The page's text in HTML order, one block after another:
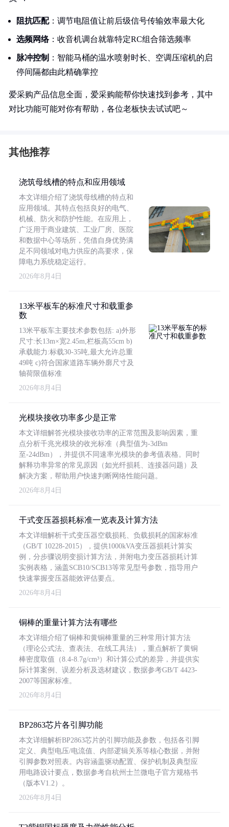
阻抗匹配：调节电阻值让前后级信号传输效率最大化
选频网络：收音机调台就靠特定RC组合筛选频率
脉冲控制 ：智能马桶的温水喷射时长、空调压缩机的启
停间隔都由此精确掌控
爱采购产品信息全面，爱采购能帮你快速找到参考，其中
对比功能可能对你有帮助，各位老板快去试试吧～
其他推荐
浇筑母线槽的特点和应用领域
本文详细介绍了浇筑母线槽的特点和
应用领域。其特点包括良好的电气、
机械、防火和防护性能。在应用上，
广泛用于商业建筑、工业厂房、医院
和数据中心等场所，凭借自身优势满
足不同领域对电力供应的高要求，保
障电力系统稳定运行。
2026年8月4日
13米平板车的标准尺寸和载重参
数
13米平板车主要技术参数包括: a)外形
尺寸:长13m×宽2.45m,栏板高55cm b)
承载能力:标载30-35吨,最大允许总重
49吨 c)符合国家道路车辆外廓尺寸及
轴荷限值标准
2026年8月4日
光模块接收功率多少是正常
本文详细解答光模块接收功率的正常范围及影响因素，重
点分析千兆光模块的收光标准（典型值为-3dBm
至-24dBm），并提供不同速率光模块的参考值表格。同时
解释功率异常的常见原因（如光纤损耗、连接器问题）及
解决方案，帮助用户快速判断网络性能问题。
2026年8月4日
干式变压器损耗标准一览表及计算方法
本文详细解析干式变压器空载损耗、负载损耗的国家标准
（GB/T 10228-2015），提供1000kVA变压器损耗计算实
例，分步骤说明变损计算方法，并附电力变压器损耗计算
实例表格，涵盖SCB10/SCB13等常见型号参数，指导用户
快速掌握变压器能效评估要点。
2026年8月4日
铜棒的重量计算方法有哪些
本文详细介绍了铜棒和黄铜棒重量的三种常用计算方法
（理论公式法、查表法、在线工具法），重点解析了黄铜
棒密度取值（8.4-8.7g/cm³）和计算公式的差异，并提供实
际计算案例、误差分析及选材建议，数据参考GB/T 4423-
2007等国家标准。
2026年8月4日
BP2863芯片各引脚功能
本文详细解析BP2863芯片的引脚功能及参数，包括各引脚
定义、典型电压/电流值、内部逻辑关系等核心数据，并附
引脚参数对照表。内容涵盖驱动配置、保护机制及典型应
用电路设计要点，数据参考自杭州士兰微电子官方规格书
（版本V1.2）。
2026年8月4日